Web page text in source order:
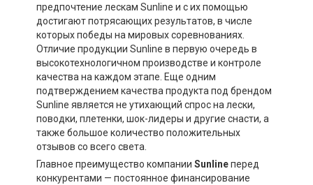
предпочтение лескам Sunline и с их помощью
достигают потрясающих результатов, в числе
которых победы на мировых соревнованиях.
Отличие продукции Sunline в первую очередь в
высокотехнологичном производстве и контроле
качества на каждом этапе. Еще одним
подтверждением качества продукта под брендом
Sunline является не утихающий спрос на лески,
поводки, плетенки, шок-лидеры и другие снасти, а
также большое количество положительных
отзывов со всего света.
Главное преимущество компании Sunlineперед
конкурентами — постоянное финансирование